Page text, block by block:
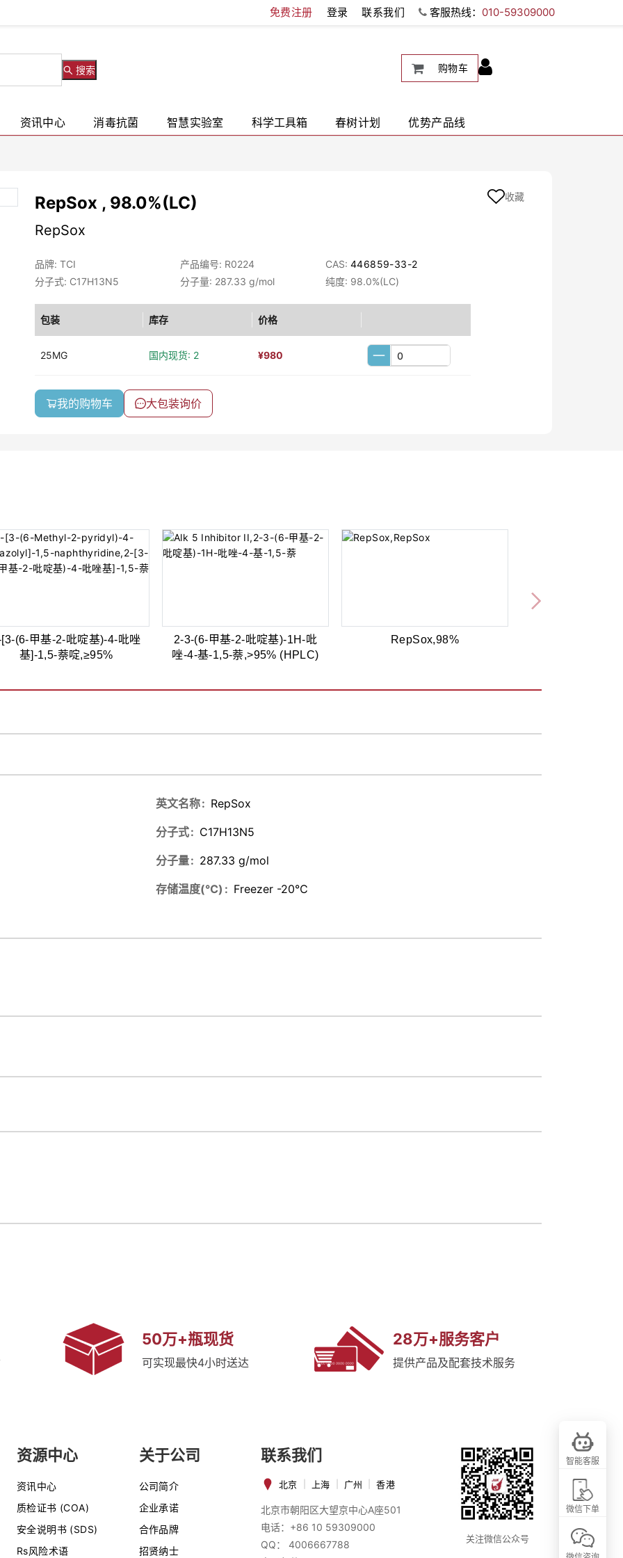
免费注册 登录 联系我们 客服热线： 010-59309000
搜索 购物车
资讯中心 消毒抗菌 智慧实验室 科学工具箱 春树计划 优势产品线
RepSox , 98.0%(LC)
RepSox
品牌: TCI 产品编号: R0224 CAS: 446859-33-2
分子式: C17H13N5
分子量: 287.33 g/mol 纯度: 98.0%(LC)
包装 库存 价格
25MG 国内现货: 2 ¥980
我的购物车 大包装询价
收藏
(6-甲基-2-吡啶基)-4-吡唑
基]-1,5-萘啶,≥95%
2-3-(6-甲基-2-吡啶基)-1H-吡
唑-4-基-1,5-萘,>95% (HPLC)
RepSox,98%
英文名称 RepSox
分子式 C17H13N5
分子量 287.33 g/mol
存储温度(℃) Freezer -20℃
50万+瓶现货
可实现最快4小时送达
28万+服务客户
提供产品及配套技术服务
资源中心
资讯中心
质检证书 (COA)
安全说明书 (SDS)
Rs风险术语
关于公司
公司简介
企业承诺
合作品牌
招贤纳士
联系我们
北京 上海 广州 香港
北京市朝阳区大望京中心A座501
电话：+86 10 59309000
QQ： 4006667788
关注微信公众号
智能客服
微信下单